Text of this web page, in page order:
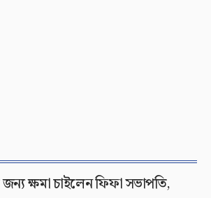
জন্য ক্ষমা চাইলেন ফিফা সভাপতি,